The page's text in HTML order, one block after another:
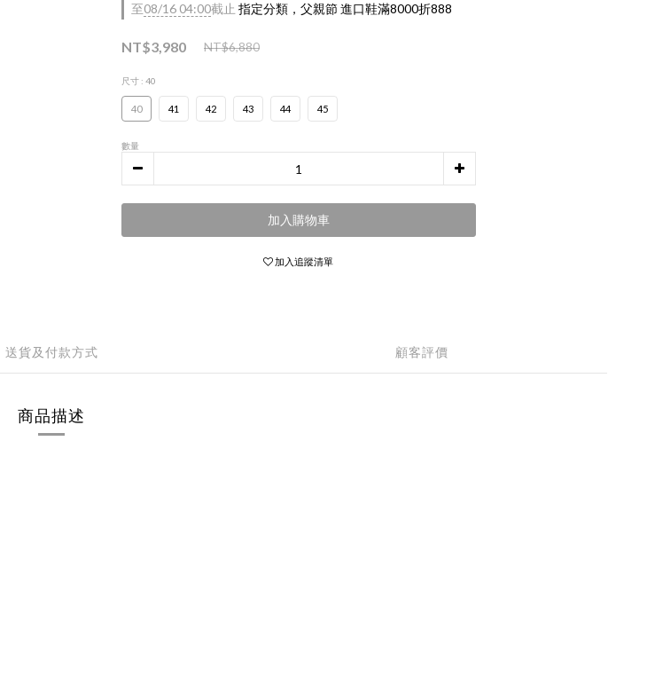
至08/16 04:00截止 指定分類，父親節 進口鞋滿8000折888
NT$3,980 NT$6,880
尺寸 : 40
40 41 42 43 44 45
數量
加入購物車
加入追蹤清單
送貨及付款方式 顧客評價
商品描述